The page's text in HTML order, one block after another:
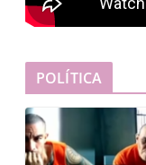
POLÍTICA